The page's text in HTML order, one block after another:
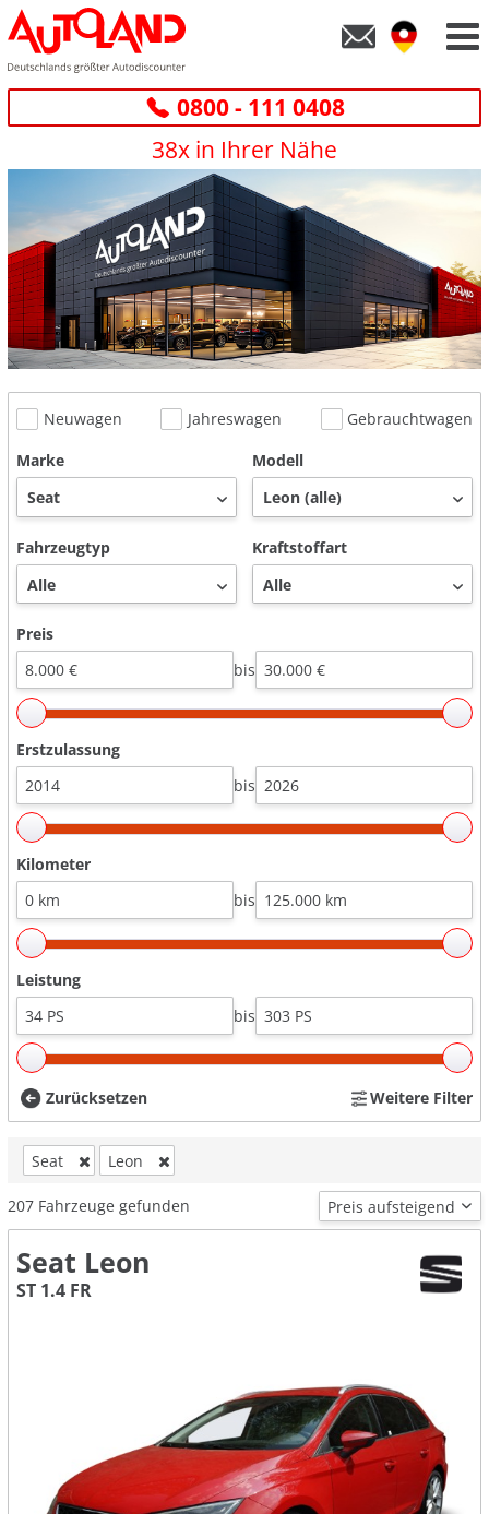
0800 - 111 0408
38x in Ihrer Nähe
Neuwagen Jahreswagen
Gebrauchtwagen
Marke
Modell
Fahrzeugtyp Kraftstoffart
Preis
bis
Erstzulassung
bis
Kilometer
bis
Leistung
bis
Zurücksetzen Weitere Filter
Seat Leon
207 Fahrzeuge gefunden
Seat Leon
ST 1.4 FR